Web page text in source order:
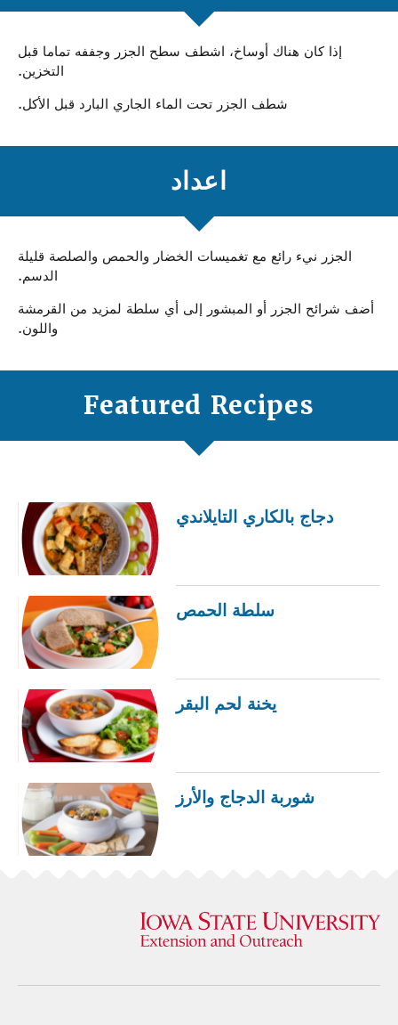
إذا كان هناك أوساخ، اشطف سطح الجزر وجففه تماما قبل
التخزين.
شطف الجزر تحت الماء الجاري البارد قبل الأكل.
اعداد
الجزر نيء رائع مع تغميسات الخضار والحمص والصلصة قليلة
الدسم.
أضف شرائح الجزر أو المبشور إلى أي سلطة لمزيد من القرمشة
واللون.
Featured Recipes
دجاج بالكاري التايلاندي
سلطة الحمص
يخنة لحم البقر
شوربة الدجاج والأرز